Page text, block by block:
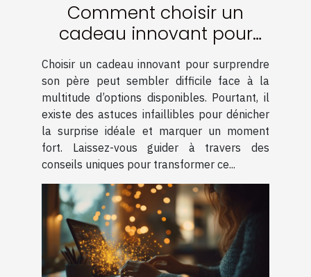
Comment choisir un
cadeau innovant pour
surprendre son père
Choisir un cadeau innovant pour surprendre
son père peut sembler difficile face à la
multitude d’options disponibles. Pourtant, il
existe des astuces infaillibles pour dénicher
la surprise idéale et marquer un moment
fort. Laissez-vous guider à travers des
conseils uniques pour transformer ce...